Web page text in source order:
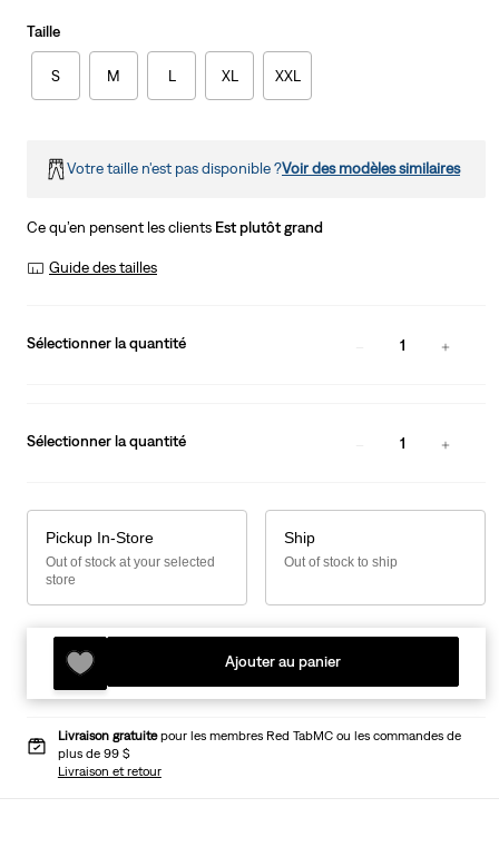
Taille
S M L XL XXL
Votre taille n'est pas disponible ?Voir des modèles similaires
Ce qu’en pensent les clients Est plutôt grand
Guide des tailles
Sélectionner la quantité 1
Sélectionner la quantité 1
Pickup In-Store
Out of stock at your selected
store
Ship
Out of stock to ship
Ajouter au panier
Livraison gratuitepour les membres Red TabMC ou les commandes de
plus de 99 $
Livraison et retour